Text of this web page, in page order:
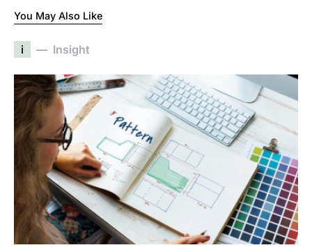
You May Also Like
i Insight